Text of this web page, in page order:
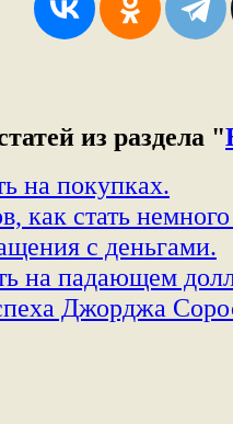
из раздела "
на покупках.
как стать
с деньгами.
на падающем
Джорджа